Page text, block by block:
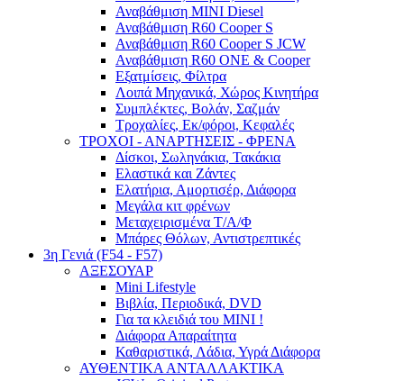
Αναβάθμιση MINI Diesel
Αναβάθμιση R60 Cooper S
Αναβάθμιση R60 Cooper S JCW
Αναβάθμιση R60 ONE & Cooper
Εξατμίσεις, Φίλτρα
Λοιπά Μηχανικά, Χώρος Κινητήρα
Συμπλέκτες, Βολάν, Σαζμάν
Τροχαλίες, Εκ/φόροι, Κεφαλές
ΤΡΟΧΟΙ - ΑΝΑΡΤΗΣΕΙΣ - ΦΡΕΝΑ
Δίσκοι, Σωληνάκια, Τακάκια
Ελαστικά και Ζάντες
Ελατήρια, Αμορτισέρ, Διάφορα
Μεγάλα κιτ φρένων
Μεταχειρισμένα Τ/Α/Φ
Μπάρες Θόλων, Αντιστρεπτικές
3η Γενιά (F54 - F57)
ΑΞΕΣΟΥΑΡ
Mini Lifestyle
Βιβλία, Περιοδικά, DVD
Για τα κλειδιά του MINI !
Διάφορα Απαραίτητα
Καθαριστικά, Λάδια, Υγρά Διάφορα
ΑΥΘΕΝΤΙΚΑ ΑΝΤΑΛΛΑΚΤΙΚΑ